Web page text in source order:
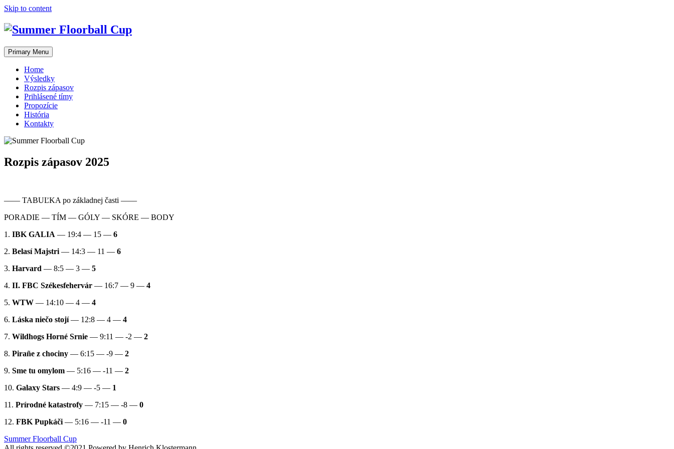
Skip to content
Primary Menu
Home
Výsledky
Rozpis zápasov
Prihlásené tímy
Propozície
História
Kontakty
Rozpis zápasov 2025
–––– TABUĽKA po základnej časti ––––
PORADIE — TÍM — GÓLY — SKÓRE — BODY
1. IBK GALIA — 19:4 — 15 — 6
2. Belasí Majstri — 14:3 — 11 — 6
3. Harvard — 8:5 — 3 — 5
4. II. FBC Székesfehervár — 16:7 — 9 — 4
5. WTW — 14:10 — 4 — 4
6. Láska niečo stojí— 12:8 — 4 — 4
7. Wildhogs Horné Srnie — 9:11 — -2 — 2
8. Pirañe z chociny — 6:15 — -9 — 2
9. Sme tu omylom — 5:16 — -11 — 2
10. Galaxy Stars — 4:9 — -5 — 1
11. Prírodné katastrofy — 7:15 — -8 — 0
12. FBK Pupkáči — 5:16 — -11 — 0
Summer Floorball Cup